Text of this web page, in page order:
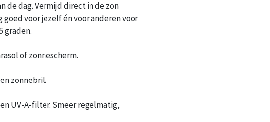
de dag. Vermijd direct in de zon
voor jezelf én voor anderen voor
graden.
of zonnescherm.
zonnebril.
UV-A-filter. Smeer regelmatig,